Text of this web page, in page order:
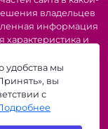
владельцев
информация
характеристика и
товаров и
менеджерам по
Описание и
характер и
удобства мы
вы
с